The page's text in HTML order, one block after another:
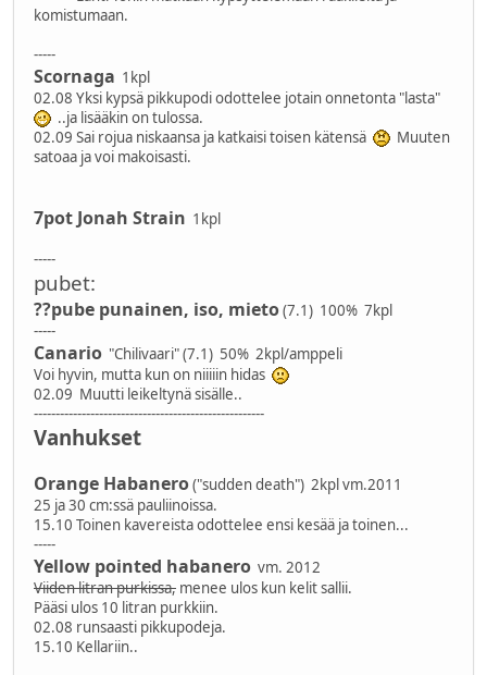
komistumaan.
-----
Scornaga 1kpl
02.08 Yksi kypsä pikkupodi odottelee jotain onnetonta "lasta"
..ja lisääkin on tulossa.
02.09 Sai rojua niskaansa ja katkaisi toisen kätensä
Muuten
satoaa ja voi makoisasti.
7pot Jonah Strain 1kpl
-----
pubet:
??pube punainen, iso, mieto(7.1) 100% 7kpl
-----
Canario "Chilivaari" (7.1) 50% 2kpl/amppeli
Voi hyvin, mutta kun on niiiiin hidas
02.09 Muutti leikeltynä sisälle..
-----------------------------------------------------
Vanhukset
Orange Habanero("sudden death") 2kpl vm.2011
25 ja 30 cm:ssä pauliinoissa.
15.10 Toinen kavereista odottelee ensi kesää ja toinen...
-----
Yellow pointed habanero vm. 2012
Viiden litran purkissa, menee ulos kun kelit sallii.
Pääsi ulos 10 litran purkkiin.
02.08 runsaasti pikkupodeja.
15.10 Kellariin..